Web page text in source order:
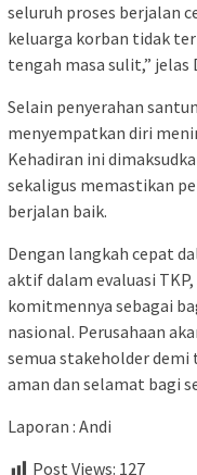
seluruh proses berjalan
keluarga korban tidak
tengah masa sulit,” jelas
Selain penyerahan
menyempatkan diri
Kehadiran ini
sekaligus memastikan
berjalan baik.
Dengan langkah cepat
aktif dalam evaluasi
komitmennya sebagai
nasional. Perusahaan
semua stakeholder
aman dan selamat bagi
Laporan : Andi
Post Views: 127